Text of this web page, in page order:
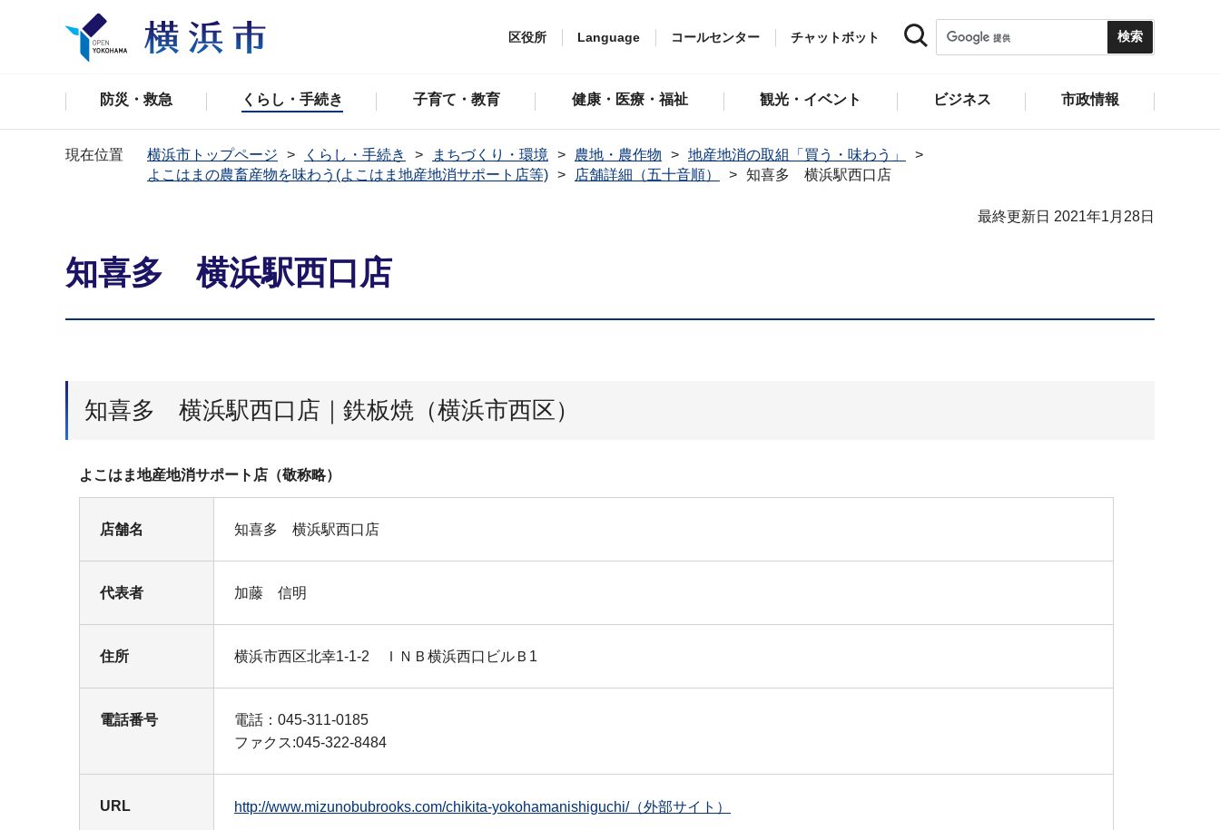
区役所 Language コールセンター チャットボット
防災・救急 くらし・手続き 子育て・教育 健康・医療・福祉 観光・イベント ビジネス 市政情報
現在位置 横浜市トップページ くらし・手続き まちづくり・環境 農地・農作物
地産地消の取組「買う・味わう」
よこはまの農畜産物を味わう(よこはま地産地消サポート店等)
店舗詳細（五十音順） 知喜多 横浜駅西口店
最終更新日 2021年1月28日
知喜多 横浜駅西口店
知喜多 横浜駅西口店｜鉄板焼（横浜市西区）
よこはま地産地消サポート店（敬称略）
店舗名 知喜多 横浜駅西口店
代表者 加藤 信明
住所 横浜市西区北幸1-1-2 ＩＮＢ横浜西口ビルＢ1
電話番号
電話：045-311-0185
ファクス:045-322-8484
URL http://www.mizunobubrooks.com/chikita-yokohamanishiguchi/（外部サイト）